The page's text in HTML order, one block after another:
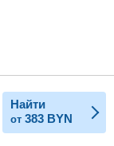
Найти
от 383 BYN